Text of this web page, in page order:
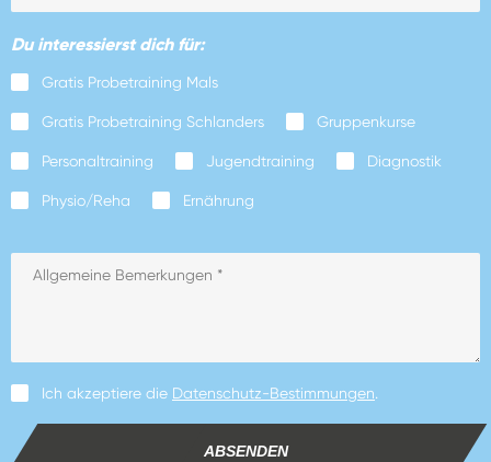
Du interessierst dich für:
Gratis Probetraining Mals
Gratis Probetraining Schlanders Gruppenkurse
Personaltraining Jugendtraining Diagnostik
Physio/Reha Ernährung
Ich akzeptiere die Datenschutz-Bestimmungen.
ABSENDEN